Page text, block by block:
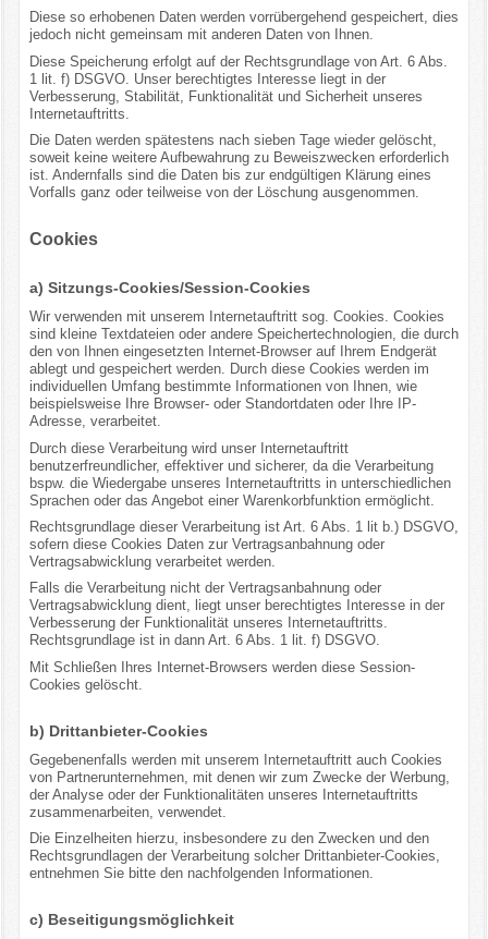
Diese so erhobenen Daten werden vorrübergehend gespeichert, dies
jedoch nicht gemeinsam mit anderen Daten von Ihnen.
Diese Speicherung erfolgt auf der Rechtsgrundlage von Art. 6 Abs.
1 lit. f) DSGVO. Unser berechtigtes Interesse liegt in der
Verbesserung, Stabilität, Funktionalität und Sicherheit unseres
Internetauftritts.
Die Daten werden spätestens nach sieben Tage wieder gelöscht,
soweit keine weitere Aufbewahrung zu Beweiszwecken erforderlich
ist. Andernfalls sind die Daten bis zur endgültigen Klärung eines
Vorfalls ganz oder teilweise von der Löschung ausgenommen.
Cookies
a) Sitzungs-Cookies/Session-Cookies
Wir verwenden mit unserem Internetauftritt sog. Cookies. Cookies
sind kleine Textdateien oder andere Speichertechnologien, die durch
den von Ihnen eingesetzten Internet-Browser auf Ihrem Endgerät
ablegt und gespeichert werden. Durch diese Cookies werden im
individuellen Umfang bestimmte Informationen von Ihnen, wie
beispielsweise Ihre Browser- oder Standortdaten oder Ihre IP-
Adresse, verarbeitet.
Durch diese Verarbeitung wird unser Internetauftritt
benutzerfreundlicher, effektiver und sicherer, da die Verarbeitung
bspw. die Wiedergabe unseres Internetauftritts in unterschiedlichen
Sprachen oder das Angebot einer Warenkorbfunktion ermöglicht.
Rechtsgrundlage dieser Verarbeitung ist Art. 6 Abs. 1 lit b.) DSGVO,
sofern diese Cookies Daten zur Vertragsanbahnung oder
Vertragsabwicklung verarbeitet werden.
Falls die Verarbeitung nicht der Vertragsanbahnung oder
Vertragsabwicklung dient, liegt unser berechtigtes Interesse in der
Verbesserung der Funktionalität unseres Internetauftritts.
Rechtsgrundlage ist in dann Art. 6 Abs. 1 lit. f) DSGVO.
Mit Schließen Ihres Internet-Browsers werden diese Session-
Cookies gelöscht.
b) Drittanbieter-Cookies
Gegebenenfalls werden mit unserem Internetauftritt auch Cookies
von Partnerunternehmen, mit denen wir zum Zwecke der Werbung,
der Analyse oder der Funktionalitäten unseres Internetauftritts
zusammenarbeiten, verwendet.
Die Einzelheiten hierzu, insbesondere zu den Zwecken und den
Rechtsgrundlagen der Verarbeitung solcher Drittanbieter-Cookies,
entnehmen Sie bitte den nachfolgenden Informationen.
c) Beseitigungsmöglichkeit